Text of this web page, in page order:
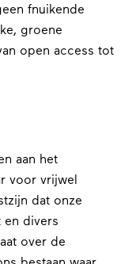
fnuikende
groene
open access tot
aan het
voor vrijwel
dat onze
en divers
over de